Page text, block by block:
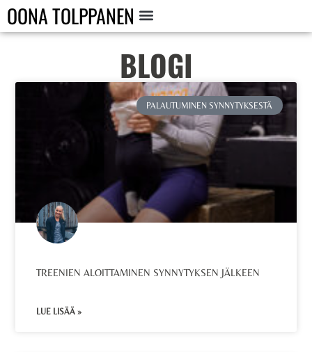
OONA TOLPPANEN
BLOGI
PALAUTUMINEN SYNNYTYKSESTÄ
TREENIEN ALOITTAMINEN SYNNYTYKSEN JÄLKEEN
LUE LISÄÄ »